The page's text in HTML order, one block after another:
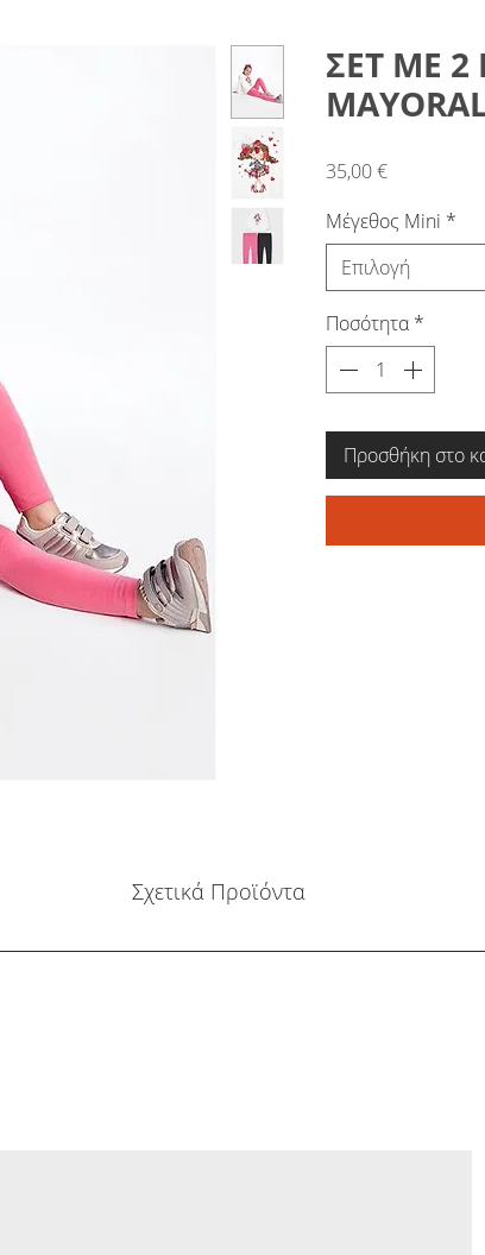
ΣΕΤ ΜΕ 2
35,00 €Τιμή
Μέγεθος Mini *
Επιλογή
Ποσότητα *
Προσθήκη στο
Σχετικά Προϊόντα